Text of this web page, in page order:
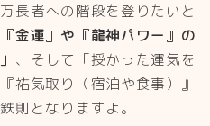
長者への階段を登りたいと
金運』や『龍神パワー』の
、そして「授かった運気を
祐気取り（宿泊や食事）』
則となりますよ。